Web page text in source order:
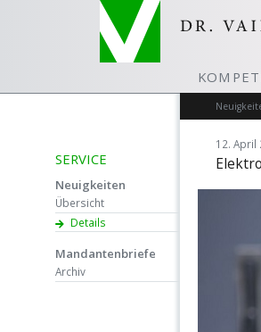
SERVICE
Neuigkeiten
Übersicht
Details
Mandantenbriefe
Archiv
12. April